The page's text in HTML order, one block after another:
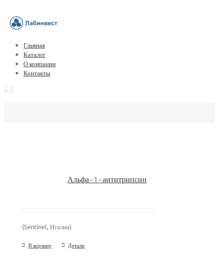
Главная
Каталог
О компании
Контакты
Альфа-1-антитрипсин
(Sentinel, Италия)
В корзину Детали